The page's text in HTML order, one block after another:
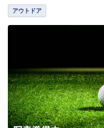
アウトドア